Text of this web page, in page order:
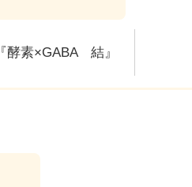
『酵素×GABA 結』